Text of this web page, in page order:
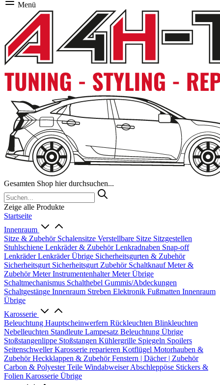
Menü
Gesamten Shop hier durchsuchen...
Zeige alle Produkte
Startseite
Innenraum
Sitze & Zubehör Schalensitze Verstellbare Sitze Sitzgestellen
Stuhlschiene Lenkräder & ZubehörLenkradnaben Snap-off
LenkräderLenkräder Übrige Sicherheitsgurten & Zubehör
Sicherheitsgurt Sicherheitsgurt Zubehör SchaltknaufMeter &
ZubehörMeterInstrumentenhalterMeter Übrige
Schaltmechanismus Schalthebel Gummis/Abdeckungen
Schaltgestänge Innenraum Streben Elektronik Fußmatten Innenraum
Übrige
Karosserie
Beleuchtung Hauptscheinwerfern Rückleuchten Blinkleuchten
Nebelleuchten Standleute Lampesatz Beleuchtung Übrige
Stoßstangenlippe Stoßstangen Kühlergrille Spiegeln Spoilers
SeitenschwellerKarosserie reparieren Kotflügel Motorhauben &
ZubehörHeckklappen & ZubehörFenstern | Dächer | Zubehör
Carbon & Polyester Teile WindabweiserAbschleppöse Stickers &
Folien Karosserie Übrige